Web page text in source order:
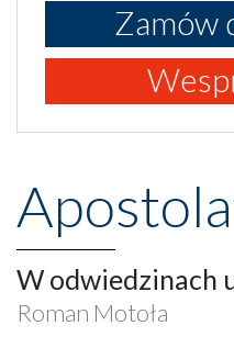
Zamów
W odwiedzinach
Roman Motoła